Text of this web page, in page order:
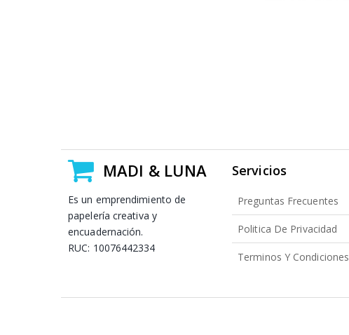
MADI & LUNA
Es un emprendimiento de
papelería creativa y
encuadernación.
RUC: 10076442334
Servicios
Preguntas Frecuentes
Politica De Privacidad
Terminos Y Condiciones